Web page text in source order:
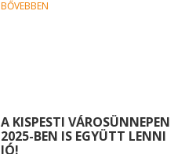
BŐVEBBEN
A KISPESTI VÁROSÜNNEPEN
2025-BEN IS EGYÜTT LENNI
JÓ!